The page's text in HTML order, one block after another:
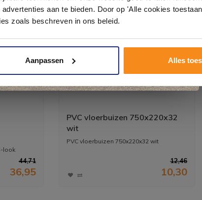
aan te bieden. Door op 'Alle cookies
zoals beschreven in ons beleid.
Aanpassen Alles
look
44,71
36,95
PVC vloerbuizen 750x220x32
wit
PVC vloerbuizen 750x220x32 wit
12,46
10,30
uit voorraad. Gratis parkeren op eigen terrein.
Kom langs en ervaar zelf het verschil!